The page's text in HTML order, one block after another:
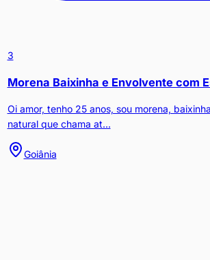
3
Morena Baixinha e Envolvente com
Oi amor, tenho 25 anos, sou morena,
natural que chama at...
Goiânia